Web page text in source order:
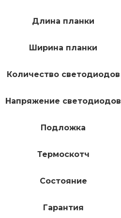
Длина планки
Ширина планки
Количество светодиодов
Напряжение светодиодов
Подложка
Термоскотч
Состояние
Гарантия